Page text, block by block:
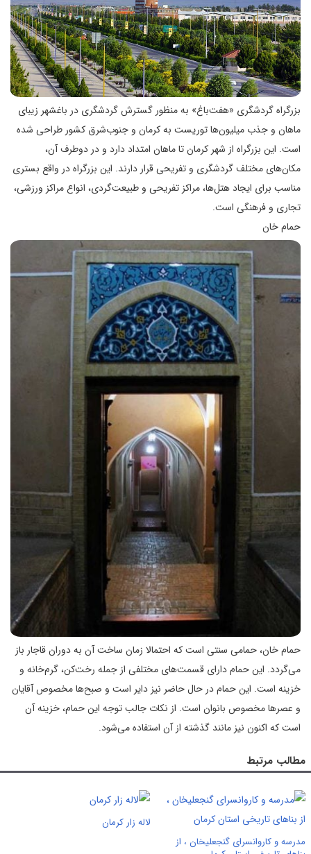
بزرگراه گردشگری «هفت‌باغ» به منظور گسترش گردشگری در باغشهر زیبای
ماهان و جذب میلیون‌ها توریست به کرمان و جنوب‌شرق کشور طراحی شده
است. این بزرگراه از شهر کرمان تا ماهان امتداد دارد و در دوطرف آن،
مکان‌های مختلف گردشگری و تفریحی قرار دارند. این بزرگراه در واقع بستری
مناسب برای ایجاد هتل‌ها، مراکز تفریحی و طبیعت‌گردی، انواع مراکز ورزشی،
تجاری و فرهنگی است.
حمام خان
حمام خان، حمامی سنتی است که احتمالا زمان ساخت آن به دوران قاجار باز
می‌گردد. این حمام دارای قسمت‌های مختلفی از جمله رخت‌کن، گرم‌خانه و
خزینه است. این حمام در حال حاضر نیز دایر است و صبح‌ها مخصوص آقایان
و عصرها مخصوص بانوان است. از نکات جالب توجه این حمام، خزینه آن
است که اکنون نیز مانند گذشته از آن استفاده می‌شود.
مطالب مرتبط
مدرسه و کاروانسرای گنجعلیخان ، از
لاله زار کرمان